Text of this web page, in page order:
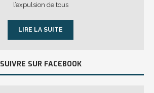
l’expulsion de tous
LIRE LA SUITE
SUIVRE SUR FACEBOOK